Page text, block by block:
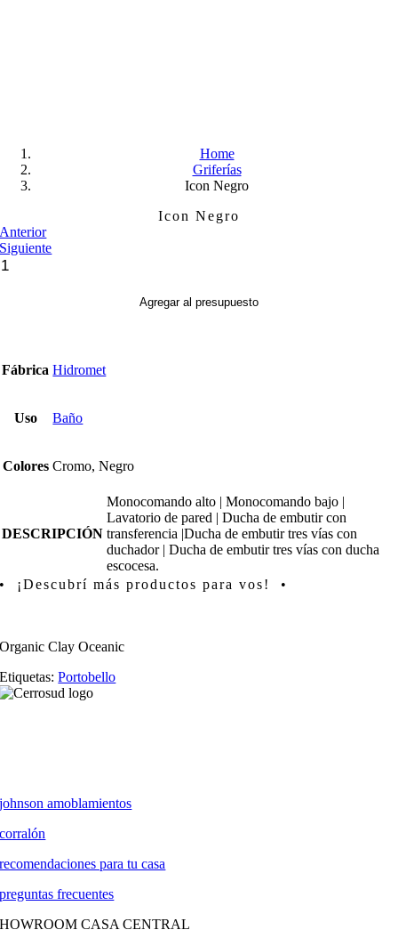
Home
Griferías
Icon Negro
Icon Negro
Anterior
Siguiente
Agregar al presupuesto
Fábrica Hidromet
Uso Baño
Colores Cromo, Negro
DESCRIPCIÓN
Monocomando alto | Monocomando bajo |
Lavatorio de pared | Ducha de embutir con
transferencia |Ducha de embutir tres vías con
duchador | Ducha de embutir tres vías con ducha
escocesa.
• ¡Descubrí más productos para vos! •
Organic Clay Oceanic
Etiquetas:Portobello
johnson amoblamientos
corralón
recomendaciones para tu casa
preguntas frecuentes
CASA CENTRAL